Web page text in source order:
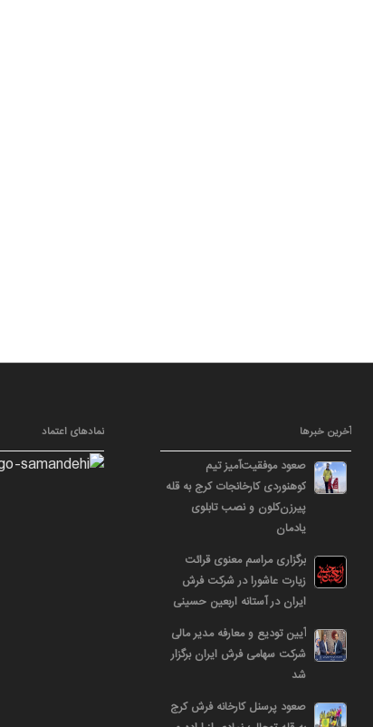
آخرین خبرها
صعود موفقیت‌آمیز تیم
کوهنوردی کارخانجات کرج به قله
پیرزن‌کلون و نصب تابلوی
یادمان
برگزاری مراسم معنوی قرائت
زیارت عاشورا در شرکت فرش
ایران در آستانه اربعین حسینی
آیین تودیع و معارفه مدیر مالی
شرکت سهامی فرش ایران برگزار
شد
صعود پرسنل کارخانه فرش کرج
نمادهای اعتماد